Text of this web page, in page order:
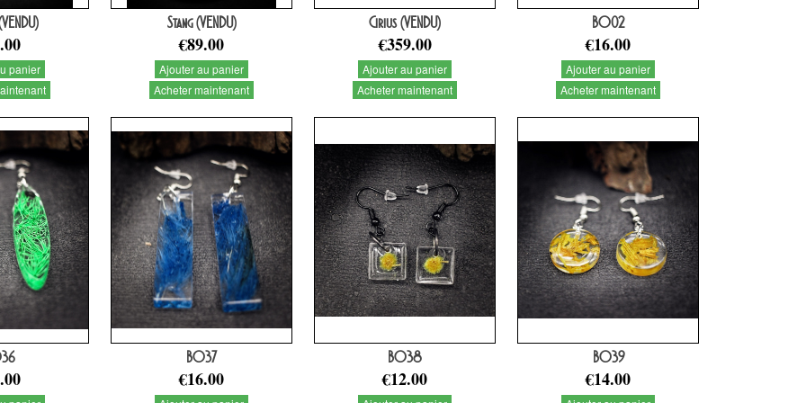
panier
Stang (VENDU)
€89.00
Ajouter au panier
Acheter maintenant
Cirius (VENDU)
€359.00
Ajouter au panier
Acheter maintenant
BO02
€16.00
Ajouter au panier
Acheter maintenant
BO37
€16.00
BO38
€12.00
BO39
€14.00